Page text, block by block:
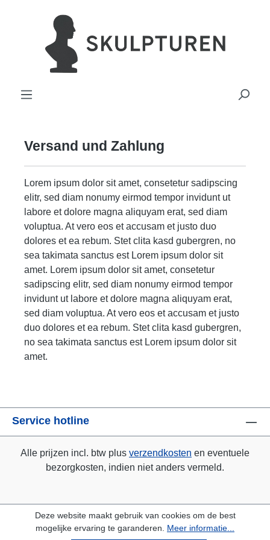
Versand und Zahlung
Lorem ipsum dolor sit amet, consetetur sadipscing
elitr, sed diam nonumy eirmod tempor invidunt ut
labore et dolore magna aliquyam erat, sed diam
voluptua. At vero eos et accusam et justo duo
dolores et ea rebum. Stet clita kasd gubergren, no
sea takimata sanctus est Lorem ipsum dolor sit
amet. Lorem ipsum dolor sit amet, consetetur
sadipscing elitr, sed diam nonumy eirmod tempor
invidunt ut labore et dolore magna aliquyam erat,
sed diam voluptua. At vero eos et accusam et justo
duo dolores et ea rebum. Stet clita kasd gubergren,
no sea takimata sanctus est Lorem ipsum dolor sit
amet.
Service hotline
Alle prijzen incl. btw plus verzendkosten en eventuele
bezorgkosten, indien niet anders vermeld.
Deze website maakt gebruik van cookies om de best
mogelijke ervaring te garanderen. Meer informatie...